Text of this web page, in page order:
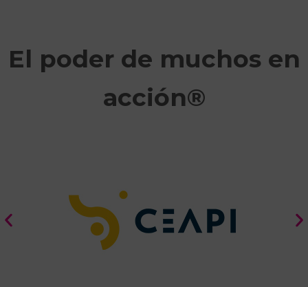
El poder de muchos en
acción®